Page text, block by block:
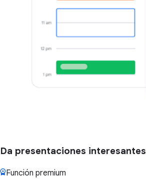
Da presentaciones interesantes
Función premium